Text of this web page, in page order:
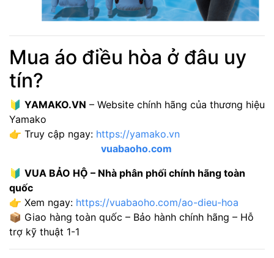
Mua áo điều hòa ở đâu uy
tín?
🔰 YAMAKO.VN – Website chính hãng của thương hiệu
Yamako
👉 Truy cập ngay: https://yamako.vn
vuabaoho.com
🔰 VUA BẢO HỘ – Nhà phân phối chính hãng toàn
quốc
👉 Xem ngay: https://vuabaoho.com/ao-dieu-hoa
📦 Giao hàng toàn quốc – Bảo hành chính hãng – Hỗ
trợ kỹ thuật 1-1